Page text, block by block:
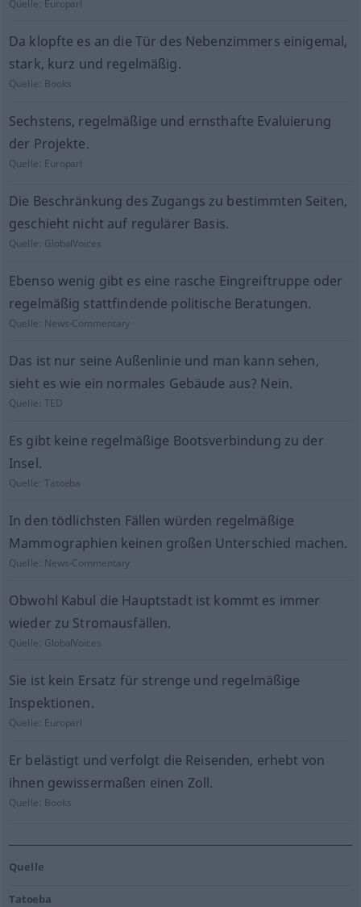
Quelle: Europarl
Da klopfte es an die Tür des Nebenzimmers einigemal,
stark, kurz und regelmäßig.
Quelle: Books
Sechstens, regelmäßige und ernsthafte Evaluierung
der Projekte.
Quelle: Europarl
Die Beschränkung des Zugangs zu bestimmten Seiten,
geschieht nicht auf regulärer Basis.
Quelle: GlobalVoices
Ebenso wenig gibt es eine rasche Eingreiftruppe oder
regelmäßig stattfindende politische Beratungen.
Quelle: News-Commentary
Das ist nur seine Außenlinie und man kann sehen,
sieht es wie ein normales Gebäude aus? Nein.
Quelle:TED
Es gibt keine regelmäßige Bootsverbindung zu der
Insel.
Quelle:Tatoeba
In den tödlichsten Fällen würden regelmäßige
Mammographien keinen großen Unterschied machen.
Quelle: News-Commentary
Obwohl Kabul die Hauptstadt ist kommt es immer
wieder zu Stromausfällen.
Quelle: GlobalVoices
Sie ist kein Ersatz für strenge und regelmäßige
Inspektionen.
Quelle: Europarl
Er belästigt und verfolgt die Reisenden, erhebt von
ihnen gewissermaßen einen Zoll.
Quelle: Books
Quelle
Tatoeba